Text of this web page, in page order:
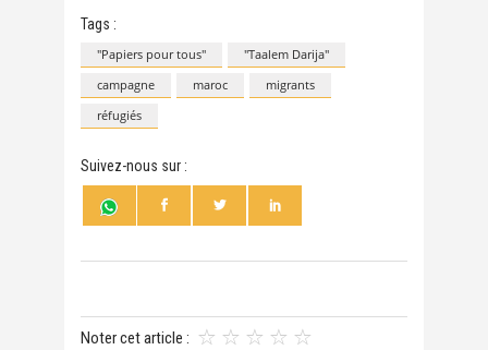
Tags :
"Papiers pour tous"
"Taalem Darija"
campagne
maroc
migrants
réfugiés
Suivez-nous sur :
Noter cet article :